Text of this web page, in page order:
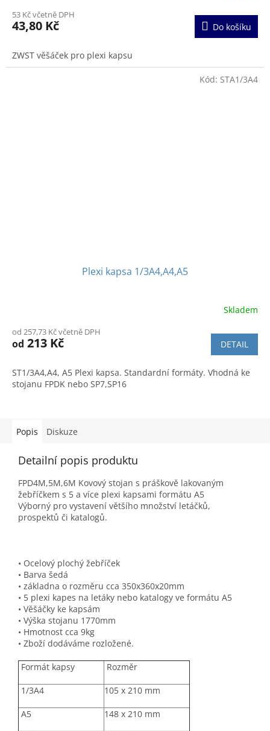
produktu
je
z
53 Kč včetně DPH
43,80 Kč Do košíku
ZWST věšáček pro plexi kapsu
Plexi kapsa 1/3A4,A4,A5
produktu
je
z
5
hvězdiček.
Skladem
od 257,73 Kč včetně DPH
od 213 Kč DETAIL
ST1/3A4,A4, A5 Plexi kapsa. Standardní formáty. Vhodná ke
stojanu FPDK nebo SP7,SP16
Kód: STA1/3A4
Popis Diskuze
Detailní popis produktu
FPD4M,5M,6M Kovový stojan s práškově lakovaným
žebříčkem s 5 a více plexi kapsami formátu A5
Výborný pro vystavení většího množství letáčků,
prospektů či katalogů.
• Ocelový plochý žebříček
• Barva šedá
• základna o rozměru cca 350x360x20mm
• 5 plexi kapes na letáky nebo katalogy ve formátu A5
• Věšáčky ke kapsám
• Výška stojanu 1770mm
• Hmotnost cca 9kg
• Zboží dodáváme rozložené.
Formát kapsy Rozměr
1/3A4 105 x 210 mm
A5 148 x 210 mm